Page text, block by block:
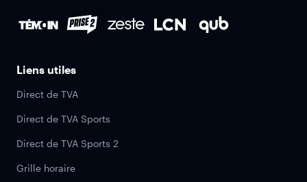
Liens utiles
Direct de TVA
Direct de TVA Sports
Direct de TVA Sports 2
Grille horaire